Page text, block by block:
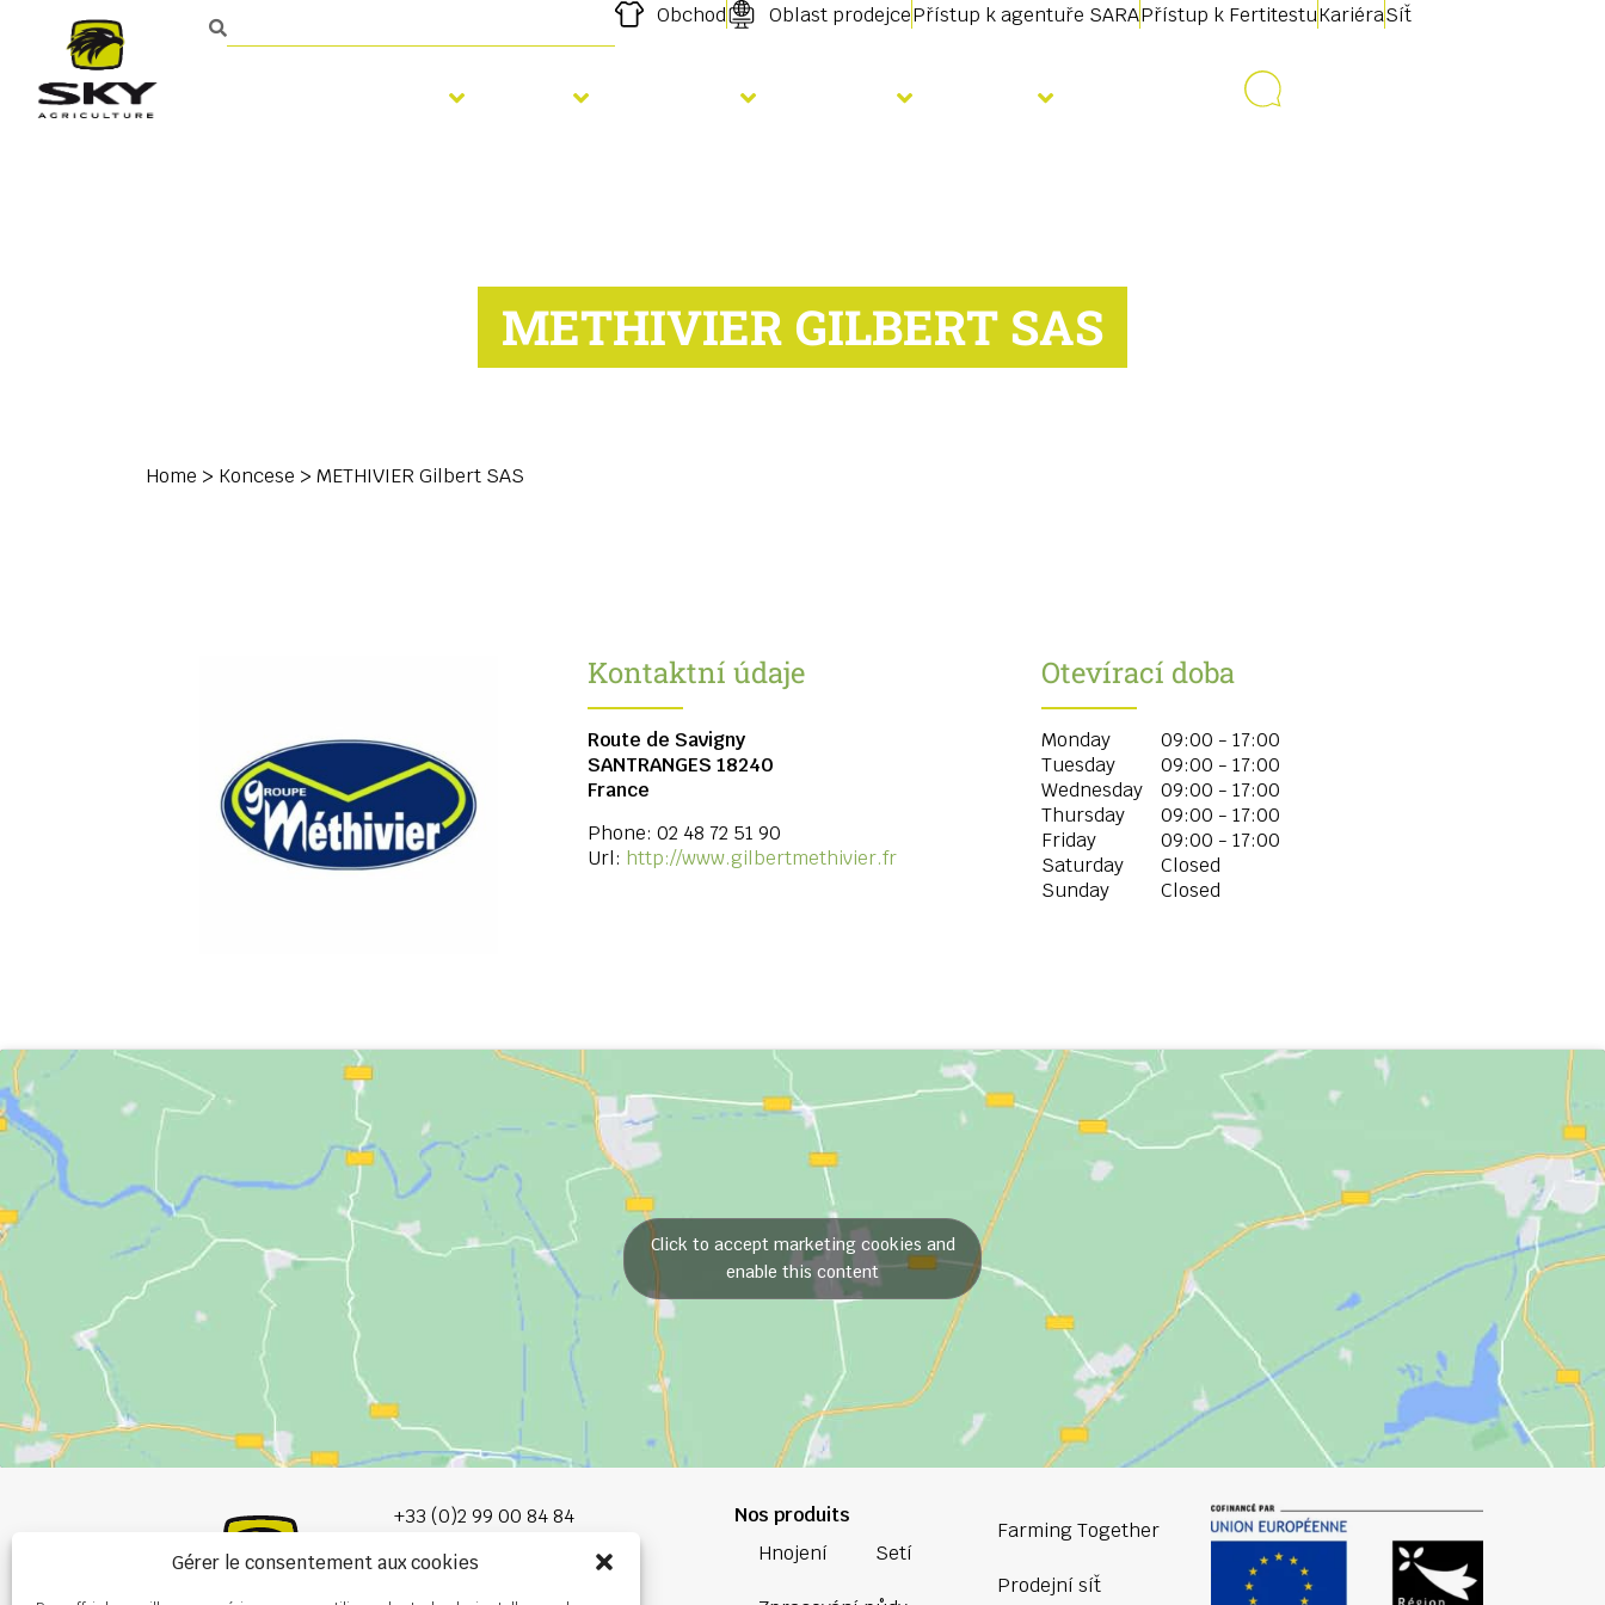
Gérer le consentement aux cookies
Obchod Oblast prodejcePřístup k agentuře SARAPřístup k FertitestuKariéraSíť
METHIVIER GILBERT SAS
Home > Koncese > METHIVIER Gilbert SAS
Kontaktní údaje
Route de Savigny
SANTRANGES 18240
France
Phone: 02 48 72 51 90
Url: http://www.gilbertmethivier.fr
Otevírací doba
Monday
09:00 - 17:00
Tuesday
09:00 - 17:00
Wednesday
09:00 - 17:00
Thursday
09:00 - 17:00
Friday
09:00 - 17:00
Saturday
Closed
Sunday
Closed
Click to accept marketing cookies and
enable this content
+33 (0)2 99 00 84 84
info@burel-group.com
Nos produits
Hnojení
Setí
Farming Together
Prodejní síť